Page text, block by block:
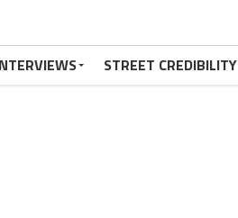
STREET CREDIBILITY